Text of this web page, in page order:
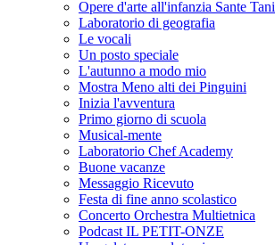
Opere d'arte all'infanzia Sante Tani
Laboratorio di geografia
Le vocali
Un posto speciale
L'autunno a modo mio
Mostra Meno alti dei Pinguini
Inizia l'avventura
Primo giorno di scuola
Musical-mente
Laboratorio Chef Academy
Buone vacanze
Messaggio Ricevuto
Festa di fine anno scolastico
Concerto Orchestra Multietnica
Podcast IL PETIT-ONZE